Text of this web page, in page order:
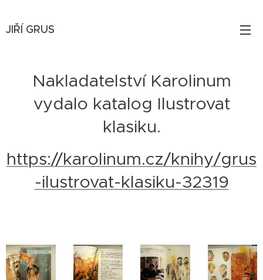
JIŘÍ GRUS
Nakladatelství Karolinum
vydalo katalog Ilustrovat
klasiku.
https://karolinum.cz/knihy/grus
-ilustrovat-klasiku-32319